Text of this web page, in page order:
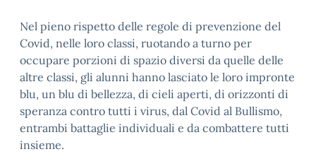
Nel pieno rispetto delle regole di prevenzione del
Covid, nelle loro classi, ruotando a turno per
occupare porzioni di spazio diversi da quelle delle
altre classi, gli alunni hanno lasciato le loro impronte
blu, un blu di bellezza, di cieli aperti, di orizzonti di
speranza contro tutti i virus, dal Covid al Bullismo,
entrambi battaglie individuali e da combattere tutti
insieme.